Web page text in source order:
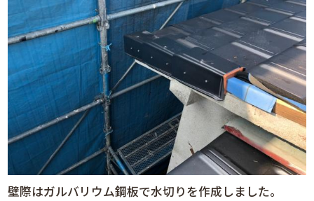
壁際はガルバリウム鋼板で水切りを作成しました。